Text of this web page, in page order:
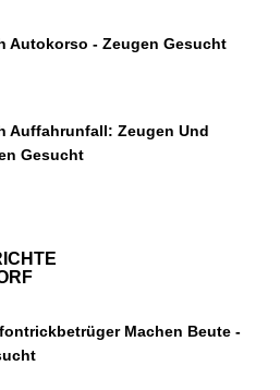
Autokorso - Zeugen Gesucht
Auffahrunfall: Zeugen Und
Gesucht
Machen Beute -